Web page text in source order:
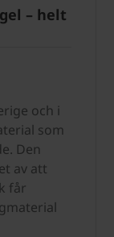
– helt
och i
som
Den
av att
får